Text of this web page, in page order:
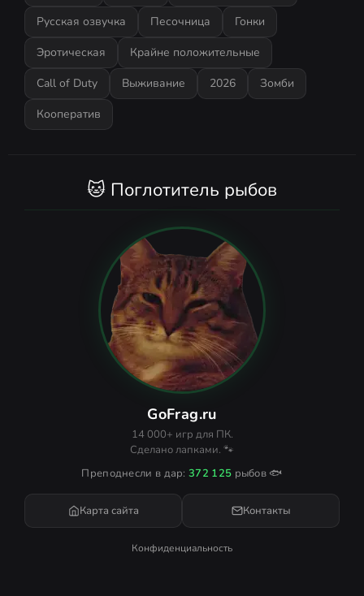
Русская озвучка
Песочница
Гонки
Эротическая
Крайне положительные
Call of Duty
Выживание 2026
Зомби
Кооператив
🐱 Поглотитель рыбов
GoFrag.ru
14 000+ игр для ПК.
Сделано лапками. 🐾
Преподнесли в дар:372 125 рыбов 🐟
Карта сайта Контакты
Конфиденциальность